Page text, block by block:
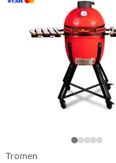
Tromen